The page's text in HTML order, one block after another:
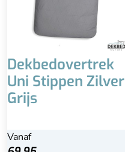
Dekbedovertrek
Uni Stippen Zilver
Grijs
Vanaf